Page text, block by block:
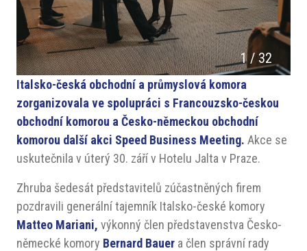
1/32
Italsko-česká obchodní a průmyslová komora
zorganizovala ve spolupráci s Francouzsko-českou
obchodní komorou a Česko-německou obchodní
komorou další akci Speed Business Meeting. Akce se
uskutečnila v úterý 30. září v Hotelu Jalta v Praze.
Zhruba šedesát představitelů zúčastněných firem
pozdravili generální tajemník Italsko-české komory
Matteo Mariani, výkonný člen představenstva Česko-
německé komory Bernard Bauer a člen správní rady